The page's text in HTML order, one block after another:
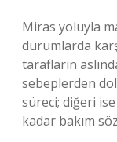
Miras yoluyla
durumlarda
tarafların
sebeplerden
süreci; diğeri
kadar bakım